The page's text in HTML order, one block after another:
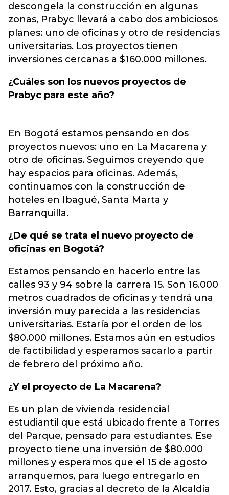
descongela la construcción en algunas
zonas, Prabyc llevará a cabo dos ambiciosos
planes: uno de oficinas y otro de residencias
universitarias. Los proyectos tienen
inversiones cercanas a $160.000 millones.
¿Cuáles son los nuevos proyectos de
Prabyc para este año?
En Bogotá estamos pensando en dos
proyectos nuevos: uno en La Macarena y
otro de oficinas. Seguimos creyendo que
hay espacios para oficinas. Además,
continuamos con la construcción de
hoteles en Ibagué, Santa Marta y
Barranquilla.
¿De qué se trata el nuevo proyecto de
oficinas en Bogotá?
Estamos pensando en hacerlo entre las
calles 93 y 94 sobre la carrera 15. Son 16.000
metros cuadrados de oficinas y tendrá una
inversión muy parecida a las residencias
universitarias. Estaría por el orden de los
$80.000 millones. Estamos aún en estudios
de factibilidad y esperamos sacarlo a partir
de febrero del próximo año.
¿Y el proyecto de La Macarena?
Es un plan de vivienda residencial
estudiantil que está ubicado frente a Torres
del Parque, pensado para estudiantes. Ese
proyecto tiene una inversión de $80.000
millones y esperamos que el 15 de agosto
arranquemos, para luego entregarlo en
2017. Esto, gracias al decreto de la Alcaldía